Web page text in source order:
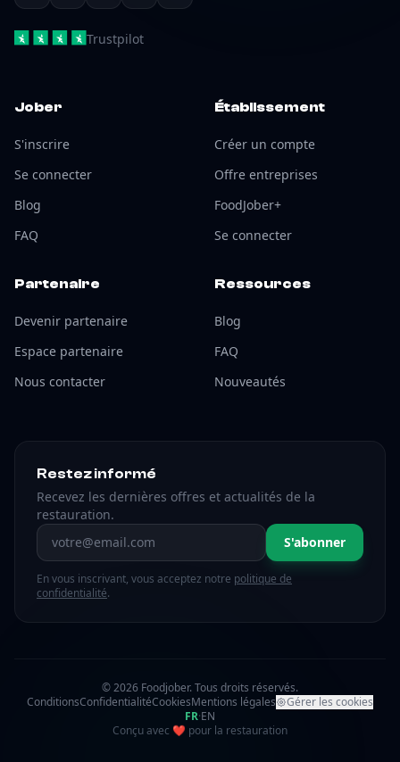
Trustpilot
Jober
S'inscrire
Se connecter
Blog
FAQ
Établissement
Créer un compte
Offre entreprises
FoodJober+
Se connecter
Partenaire
Devenir partenaire
Espace partenaire
Nous contacter
Ressources
Blog
FAQ
Nouveautés
Restez informé
Recevez les dernières offres et actualités de la
restauration.
Adresse email S'abonner
En vous inscrivant, vous acceptez notre politique de
confidentialité.
© 2026 Foodjober. Tous droits réservés.
ConditionsConfidentialitéCookiesMentions légales
Gérer les cookies
FR·EN
Conçu avec ❤ amour
pour la restauration